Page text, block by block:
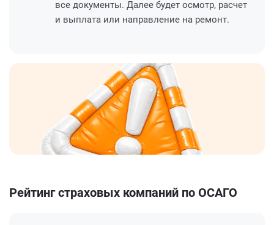
все документы. Далее будет осмотр, расчет
и выплата или направление на ремонт.
Рейтинг страховых компаний по ОСАГО